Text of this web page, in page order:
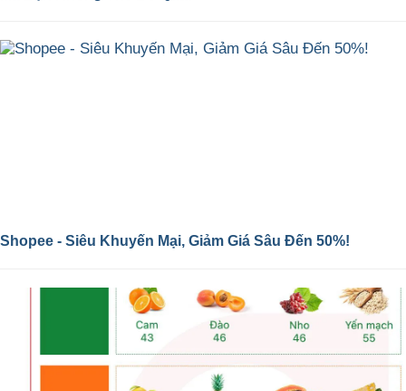
Shopee - Siêu Khuyến Mại, Giảm Giá Sâu Đến 50%!